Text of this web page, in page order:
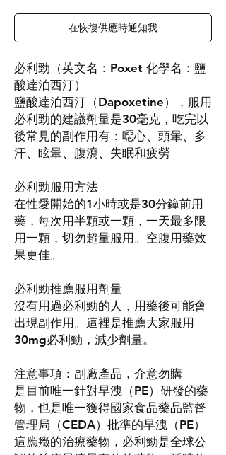
在恢復供應時通知我
必利勁（英文名：Poxet 化學名：鹽
酸達泊西汀）
鹽酸達泊西汀（Dapoxetine），服用
必利勁的建議劑量是30毫克，吃完以
後常見的副作用有：噁心、頭暈、多
汗、眩暈、腹瀉、失眠和疲勞
必利勁服用方法
在性愛開始的1小時或是30分鐘前用
藥，每次用半顆或一顆，一天最多限
用一顆，切勿超量服用。空腹用藥效
果更佳。
必利勁推薦服用劑量
沒有用過必利勁的人，用藥後可能會
出現副作用。這裡是推薦大家服用
30mg必利勁，減少劑量。
注意事項：副廠產品，介意勿購
是目前唯一針對早洩（PE）研發的藥
物，也是唯一獲得國家食品藥品監督
管理局（CEDA）批準的早洩（PE）
這應癥的治療藥物，必利勁是全球公